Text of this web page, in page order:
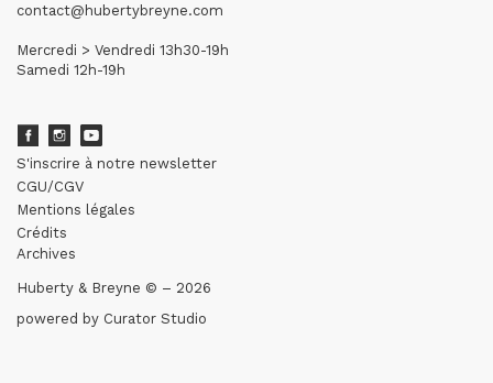
contact@hubertybreyne.com
Mercredi > Vendredi 13h30-19h
Samedi 12h-19h
S'inscrire à notre newsletter
CGU/CGV
Mentions légales
Crédits
Archives
Huberty & Breyne © – 2026
powered by Curator Studio